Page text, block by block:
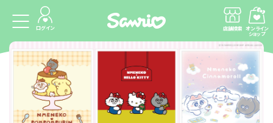
ログイン 店舗検索 オンライン
ショップ